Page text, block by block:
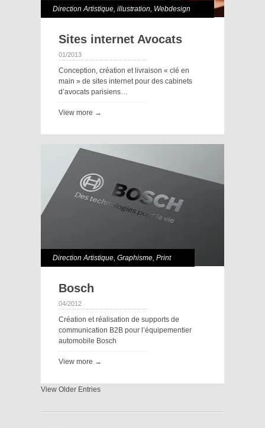
Direction Artistique, illustration, Webdesign
Sites internet Avocats
01/2013
Conception, création et livraison « clé en
main » de sites internet pour des cabinets
d’avocats parisiens…
View more →
Direction Artistique, Graphisme, Print
Bosch
04/2012
Création et réalisation de supports de
communication B2B pour l’équipementier
automobile Bosch
View more →
View Older Entries